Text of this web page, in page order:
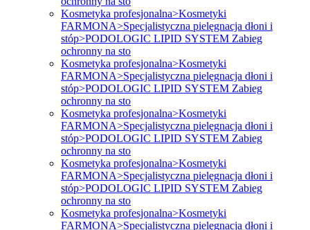
Kosmetyka profesjonalna>Kosmetyki
FARMONA>Specjalistyczna pielęgnacja dłoni i
stóp>PODOLOGIC LIPID SYSTEM Zabieg
ochronny na sto
Kosmetyka profesjonalna>Kosmetyki
FARMONA>Specjalistyczna pielęgnacja dłoni i
stóp>PODOLOGIC LIPID SYSTEM Zabieg
ochronny na sto
Kosmetyka profesjonalna>Kosmetyki
FARMONA>Specjalistyczna pielęgnacja dłoni i
stóp>PODOLOGIC LIPID SYSTEM Zabieg
ochronny na sto
Kosmetyka profesjonalna>Kosmetyki
FARMONA>Specjalistyczna pielęgnacja dłoni i
stóp>PODOLOGIC LIPID SYSTEM Zabieg
ochronny na sto
Kosmetyka profesjonalna>Kosmetyki
FARMONA>Specjalistyczna pielęgnacja dłoni i